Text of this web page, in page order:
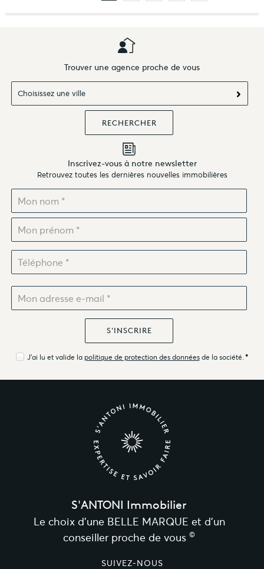
Trouver une agence proche de vous
Choisissez une ville
Inscrivez-vous à notre newsletter
Retrouvez toutes les dernières nouvelles immobilières
J'ai lu et valide la politique de protection des donnéesde la société. *
S'ANTONI Immobilier
Le choix d’une BELLE MARQUE et d’un
conseiller proche de vous ©
SUIVEZ-NOUS